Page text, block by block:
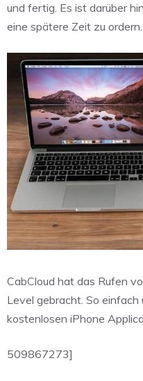
und fertig. Es ist darüber
eine spätere Zeit zu ordern.
CabCloud hat das Rufen
Level gebracht. So einfach
kostenlosen iPhone
509867273]